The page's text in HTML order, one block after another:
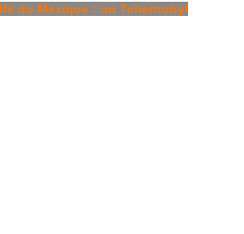
du Mexique : un Tchernobyl